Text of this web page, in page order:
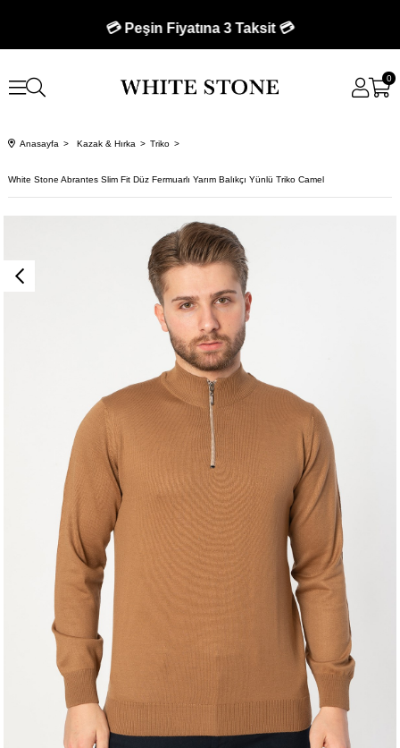
💳 Peşin Fiyatına 3 Taksit 💳
0
Anasayfa Kazak & Hırka Triko
White Stone Abrantes Slim Fit Düz Fermuarlı Yarım Balıkçı Yünlü Triko Camel